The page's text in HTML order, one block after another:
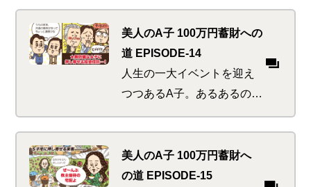
想されるため、新しい蓄財
を始めるなら今しかな
い…。そんな時に一番効く
のはやっぱり神頼み！？
美人のA子 100万円蓄財への
道 EPISODE-14
人生の一大イベントを迎え
つつあるA子。あるあるの気
苦労も何のそのと思いき
や、浴びる濃厚さのレベル
が思った以上に高かっ
た…。うまくレベルアップ
美人のA子 100万円蓄財へ
の道 EPISODE-15